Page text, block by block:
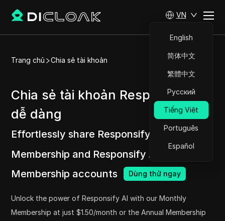
VN
English
简体中文
繁體中文
Русский
Tiếng Việt
Português
Español
Trang chủ Chia sẻ tài khoản
Chia sẻ tài khoản Responsify AI
dễ dàng
Effortlessly share Responsify AI Monthly
Membership and Responsify AI Annual
Membership accounts
Dùng thử ngay
Unlock the power of Responsify AI with our Monthly
Membership at just $1.50/month or the Annual Membership